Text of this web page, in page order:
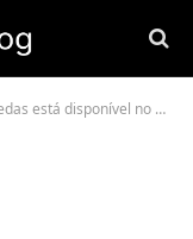
disponível no Telegram?